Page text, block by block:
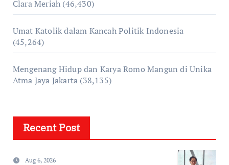
Clara Meriah (46,430)
Umat Katolik dalam Kancah Politik Indonesia
(45,264)
Mengenang Hidup dan Karya Romo Mangun di Unika
Atma Jaya Jakarta (38,135)
Recent Post
Aug 6, 2026